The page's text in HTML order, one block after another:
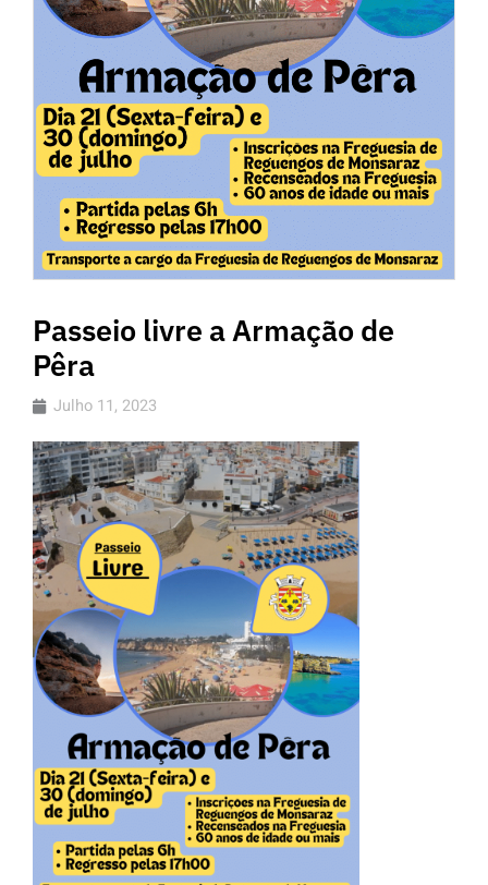
Passeio livre a Armação de
Pêra
Julho 11, 2023